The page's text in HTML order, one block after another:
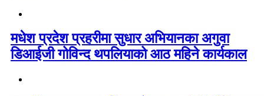
मधेश प्रदेश प्रहरीमा सुधार अभियानका अगुवा
डिआईजी गोविन्द थपलियाको आठ महिने कार्यकाल